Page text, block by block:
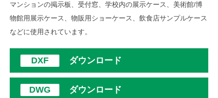
マンションの掲示板、受付窓、学校内の展示ケース、美術館/博
物館用展示ケース、物販用ショーケース、飲食店サンプルケース
などに使用されています。
ダウンロード
ダウンロード